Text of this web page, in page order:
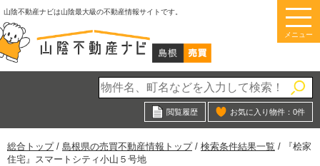
このページの本文へ
山陰不動産ナビは山陰最大級の不動産情報サイトです。
メニュー
閲覧履歴 お気に入り物件： 0件
現
在
総合トップ/ 島根県の売買不動産情報トップ/ 検索条件結果一覧 /
『桧家
住宅』スマートシティ小山５号地